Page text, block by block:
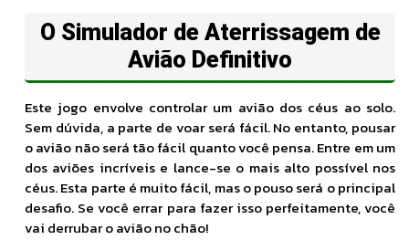
O Simulador de Aterrissagem de
Avião Definitivo
Este jogo envolve controlar um avião dos céus ao solo.
Sem dúvida, a parte de voar será fácil. No entanto, pousar
o avião não será tão fácil quanto você pensa. Entre em um
dos aviões incríveis e lance-se o mais alto possível nos
céus. Esta parte é muito fácil, mas o pouso será o principal
desafio. Se você errar para fazer isso perfeitamente, você
vai derrubar o avião no chão!